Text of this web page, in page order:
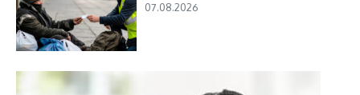
07.08.2026